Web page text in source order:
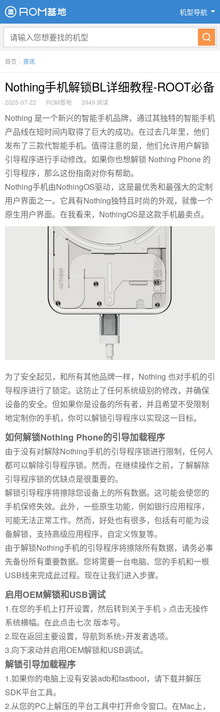
机型导航
首页 > 资讯
Nothing手机解锁BL详细教程-ROOT必备
2025-07-22 ROM基地 3949 阅读
Nothing 是一个新兴的智能手机品牌，通过其独特的智能手机
产品线在短时间内取得了巨大的成功。在过去几年里，他们
发布了三款代智能手机。值得注意的是，他们允许用户解锁
引导程序进行手动修改。如果你也想解锁 Nothing Phone 的
引导程序，那么这份指南对你有帮助。
Nothing手机由NothingOS驱动，这是最优秀和最强大的定制
用户界面之一。它具有Nothing独特且时尚的外观，就像一个
原生用户界面。在我看来，NothingOS是这款手机最卖点。
为了安全起见，和所有其他品牌一样，Nothing 也对手机的引
导程序进行了锁定。这防止了任何系统级别的修改，并确保
设备的安全。但如果你是设备的所有者，并且希望不受限制
地定制你的手机，你可以解锁引导程序以实现这一目标。
如何解锁Nothing Phone的引导加载程序
由于没有对解除Nothing手机的引导程序锁进行限制，任何人
都可以解除引导程序锁。然而，在继续操作之前，了解解除
引导程序锁的优缺点是很重要的。
解锁引导程序将擦除您设备上的所有数据。这可能会使您的
手机保修失效。此外，一些原生功能，例如银行应用程序，
可能无法正常工作。然而，好处也有很多，包括有可能为设
备解锁，支持高级应用程序，自定义恢复等。
由于解锁Nothing手机的引导程序将擦除所有数据，请务必事
先备份所有重要数据。您将需要一台电脑、您的手机和一根
USB线来完成此过程。现在让我们进入步骤。
启用OEM解锁和USB调试
1.在您的手机上打开设置，然后转到关于手机 > 点击无操作
系统横幅。在此点击七次 版本号。
2.现在返回主要设置，导航到系统>开发者选项。
3.向下滚动并启用OEM解锁和USB调试。
解锁引导加载程序
1.如果你的电脑上没有安装adb和fastboot，请下载并解压
SDK平台工具。
2.从您的PC上解压的平台工具中打开命令窗口。在Mac上，